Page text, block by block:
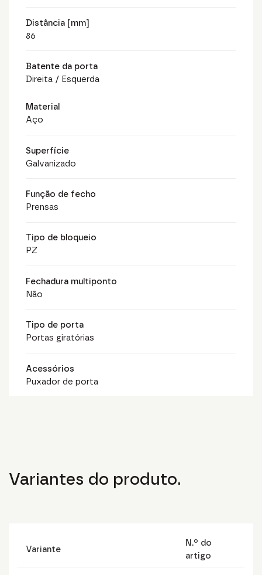
Distância [mm]
86
Batente da porta
Direita / Esquerda
Material
Aço
Superfície
Galvanizado
Função de fecho
Prensas
Tipo de bloqueio
PZ
Fechadura multiponto
Não
Tipo de porta
Portas giratórias
Acessórios
Puxador de porta
Variantes do produto.
Variante
N.º do
artigo